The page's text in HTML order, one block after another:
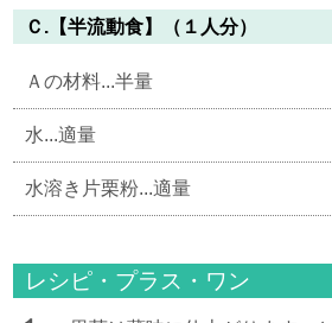
Ｃ.【半流動食】（１人分）
Ａの材料...半量
水...適量
水溶き片栗粉...適量
レシピ・プラス・ワン